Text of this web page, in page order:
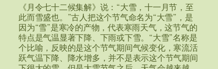
《月令七十二候集解》说：“大雪，十一月节，至
此而雪盛也。”古人把这个节气命名为“大雪”，是
因为“雪”是寒冷的产物，代表寒雨天气，这节气的
特点是气温显著下降、下雨或下雪。“大雪”名称是
个比喻，反映的是这个节气期间气候变化，寒流活
跃气温下降、降水增多，并不是表示这个节气期间